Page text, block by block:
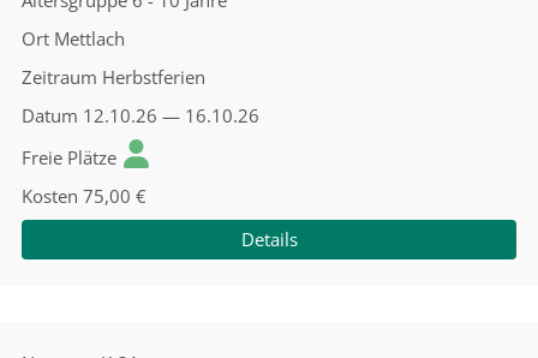
Ort Mettlach
Zeitraum Herbstferien
Datum 12.10.26 — 16.10.26
Freie Plätze
Kosten 75,00 €
Details